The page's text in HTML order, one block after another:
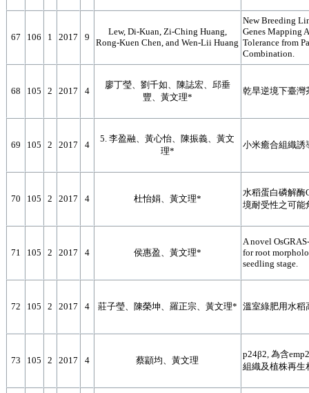
67 106 1 2017 9
Lew, Di-Kuan, Zi-Ching Huang,
Rong-Kuen Chen, and Wen-Lii Huang
New Breeding
Genes Mapping
Tolerance from
Combination.
68 105 2 2017 4
廖丁瑩、劉千如、陳誌宏、邱垂
豐、黃文理*
乾旱逆境下臺灣
69 105 2 2017 4
5. 李盈融、黃心怡、陳振義、黃文
理*
小米癒合組織誘
70 105 2 2017 4 杜怡娟、黃文理*
水稻蛋白磷解酶
境耐受性之可能
71 105 2 2017 4 侯惠盈、黃文理*
A novel
for root
seedling stage.
72 105 2 2017 4 莊子瑩、陳榮坤、羅正宗、黃文理* 溫室綠肥用水稻
73 105 2 2017 4 蔡顓均、黃文理
p24β2, 為含
組織及植株再生